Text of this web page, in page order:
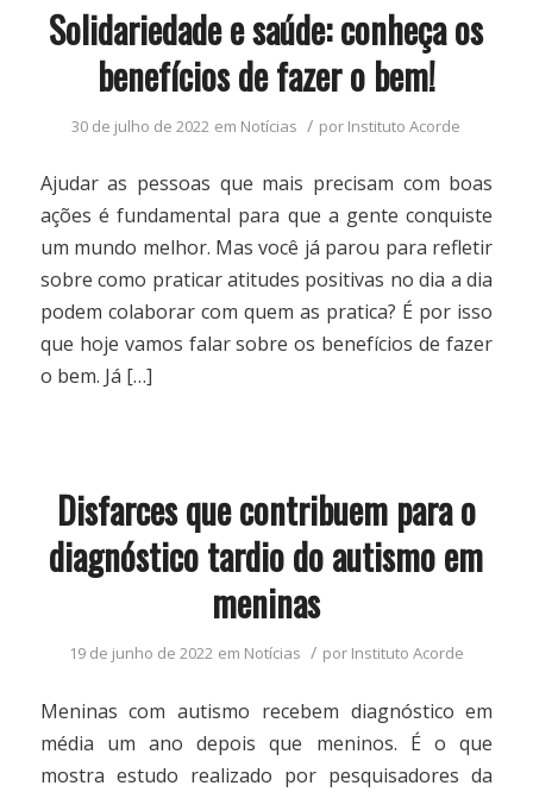
Solidariedade e saúde: conheça os
benefícios de fazer o bem!
30 de julho de 2022 em Notícias / por Instituto Acorde
Ajudar as pessoas que mais precisam com boas
ações é fundamental para que a gente conquiste
um mundo melhor. Mas você já parou para refletir
sobre como praticar atitudes positivas no dia a dia
podem colaborar com quem as pratica? É por isso
que hoje vamos falar sobre os benefícios de fazer
o bem. Já […]
Disfarces que contribuem para o
diagnóstico tardio do autismo em
meninas
19 de junho de 2022 em Notícias / por Instituto Acorde
Meninas com autismo recebem diagnóstico em
média um ano depois que meninos. É o que
mostra estudo realizado por pesquisadores da